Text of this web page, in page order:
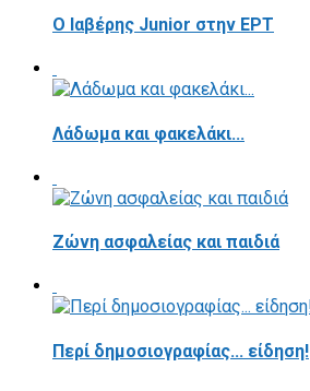
Ο Ιαβέρης Junior στην ΕΡΤ
Λάδωμα και φακελάκι...
Ζώνη ασφαλείας και παιδιά
Περί δημοσιογραφίας... είδηση!